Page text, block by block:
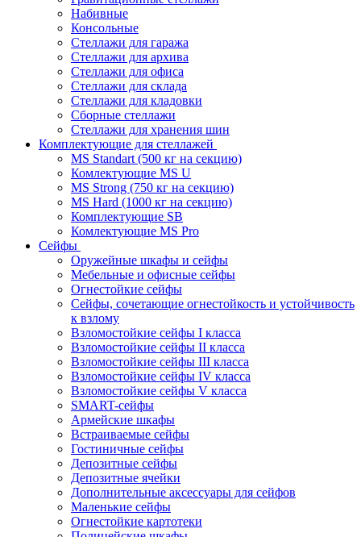
Набивные
Консольные
Стеллажи для гаража
Стеллажи для архива
Стеллажи для офиса
Стеллажи для склада
Стеллажи для кладовки
Сборные стеллажи
Стеллажи для хранения шин
Комплектующие для стеллажей
MS Standart (500 кг на секцию)
Комлектующие MS U
MS Strong (750 кг на секцию)
MS Hard (1000 кг на секцию)
Комплектующие SB
Комлектующие MS Pro
Сейфы
Оружейные шкафы и сейфы
Мебельные и офисные сейфы
Огнестойкие сейфы
Сейфы, сочетающие огнестойкость и устойчивость
к взлому
Взломостойкие сейфы I класса
Взломостойкие сейфы II класса
Взломостойкие сейфы III класса
Взломостойкие сейфы IV класса
Взломостойкие сейфы V класса
SMART-сейфы
Армейские шкафы
Встраиваемые сейфы
Гостиничные сейфы
Депозитные сейфы
Депозитные ячейки
Дополнительные аксессуары для сейфов
Маленькие сейфы
Огнестойкие картотеки